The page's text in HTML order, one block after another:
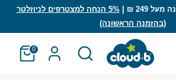
249 ₪ |
5% הנחה למצטרפים לניוזלטר
(בהזמנה הראשונה)
חפש 0